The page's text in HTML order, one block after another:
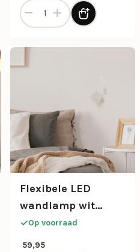
oplaadbaar aantal
E14 wandlamp mat antiek
Flexibele LED
wandlamp wit
oplaadbaar
Op voorraad
59,95